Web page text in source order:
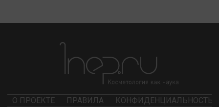
О ПРОЕКТЕ ПРАВИЛА КОНФИДЕНЦИАЛЬНОСТЬ